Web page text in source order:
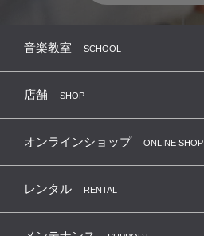
音楽教室 SCHOOL
店舗 SHOP
オンラインショップ ONLINE SHOP
レンタル RENTAL